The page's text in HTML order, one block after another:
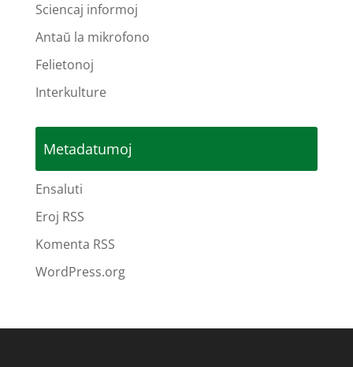
Sciencaj informoj
Antaŭ la mikrofono
Felietonoj
Interkulture
Metadatumoj
Ensaluti
Eroj RSS
Komenta RSS
WordPress.org